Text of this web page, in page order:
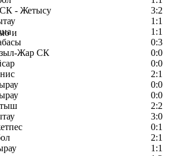
- Жетысу
3:2
1:1
1:1
0:3
Жар СК
0:0
0:0
2:1
0:0
0:0
2:2
3:0
0:1
2:1
1:1
тексте?
и